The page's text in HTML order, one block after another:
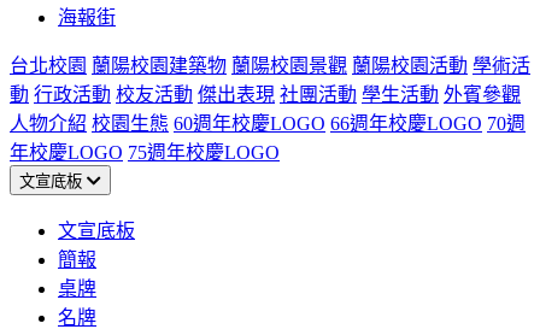
海報街
台北校園 蘭陽校園建築物 蘭陽校園景觀 蘭陽校園活動 學術活
動 行政活動 校友活動 傑出表現 社團活動 學生活動 外賓參觀
人物介紹 校園生態 60週年校慶LOGO 66週年校慶LOGO 70週
年校慶LOGO 75週年校慶LOGO
文宣底板
文宣底板
簡報
桌牌
名牌